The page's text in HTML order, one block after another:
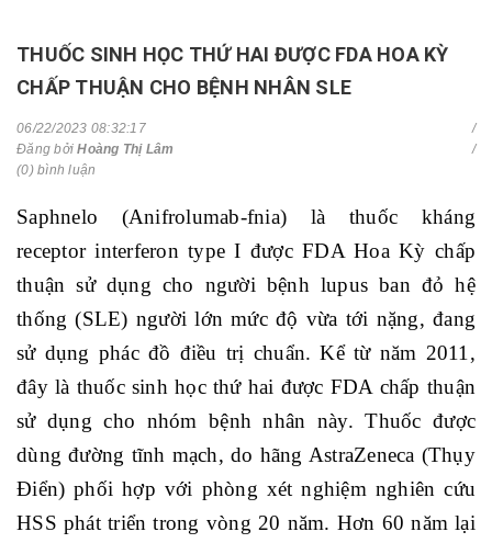
THUỐC SINH HỌC THỨ HAI ĐƯỢC FDA HOA KỲ
CHẤP THUẬN CHO BỆNH NHÂN SLE
06/22/2023 08:32:17
Đăng bởiHoàng Thị Lâm
(0) bình luận
Saphnelo (Anifrolumab-fnia) là thuốc kháng
receptor interferon type I được FDA Hoa Kỳ chấp
thuận sử dụng cho người bệnh lupus ban đỏ hệ
thống (SLE) người lớn mức độ vừa tới nặng, đang
sử dụng phác đồ điều trị chuẩn. Kể từ năm 2011,
đây là thuốc sinh học thứ hai được FDA chấp thuận
sử dụng cho nhóm bệnh nhân này. Thuốc được
dùng đường tĩnh mạch, do hãng AstraZeneca (Thụy
Điển) phối hợp với phòng xét nghiệm nghiên cứu
HSS phát triển trong vòng 20 năm. Hơn 60 năm lại